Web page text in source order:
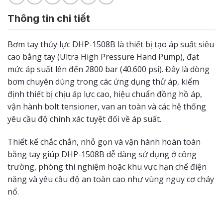
Thông tin chi tiết
Bơm tay thủy lực DHP-1508B là thiết bị tạo áp suất siêu
cao bằng tay (Ultra High Pressure Hand Pump), đạt
mức áp suất lên đến 2800 bar (40.600 psi). Đây là dòng
bơm chuyên dùng trong các ứng dụng thử áp, kiểm
định thiết bị chịu áp lực cao, hiệu chuẩn đồng hồ áp,
vận hành bolt tensioner, van an toàn và các hệ thống
yêu cầu độ chính xác tuyệt đối về áp suất.
Thiết kế chắc chắn, nhỏ gọn và vận hành hoàn toàn
bằng tay giúp DHP-1508B dễ dàng sử dụng ở công
trường, phòng thí nghiệm hoặc khu vực hạn chế điện
năng và yêu cầu độ an toàn cao như vùng nguy cơ cháy
nổ.